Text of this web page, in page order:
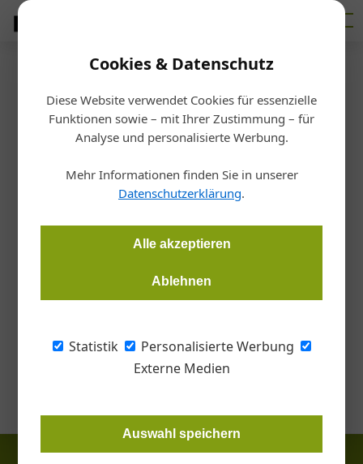
Cookies & Datenschutz
Diese Website verwendet Cookies für essenzielle
Funktionen sowie – mit Ihrer Zustimmung – für
Analyse und personalisierte Werbung.
Mehr Informationen finden Sie in unserer
Datenschutzerklärung.
Alle akzeptieren
Ablehnen
Statistik
Personalisierte Werbung
Externe Medien
Auswahl speichern
Firmenverzeichnis › JUTZ Lasertechnik GmbH
JUTZ Lasertechnik GmbH
Slamastr. 47, 1230 Wien,
E-Mail:
info@jutz-lasertechnik.at
www.jutz-lasertechnik.at
Tel:
+43 1 6152990
Kategorien